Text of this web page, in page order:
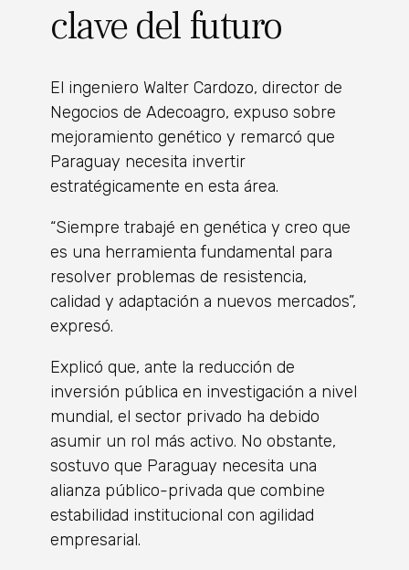
clave del futuro
El ingeniero Walter Cardozo, director de
Negocios de Adecoagro, expuso sobre
mejoramiento genético y remarcó que
Paraguay necesita invertir
estratégicamente en esta área.
“Siempre trabajé en genética y creo que
es una herramienta fundamental para
resolver problemas de resistencia,
calidad y adaptación a nuevos mercados”,
expresó.
Explicó que, ante la reducción de
inversión pública en investigación a nivel
mundial, el sector privado ha debido
asumir un rol más activo. No obstante,
sostuvo que Paraguay necesita una
alianza público-privada que combine
estabilidad institucional con agilidad
empresarial.